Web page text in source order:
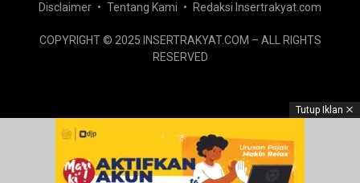
Disclaimer Tentang Kami Redaksi Insertrakyat.com
COPYRIGHT © 2025 INSERTRAKYAT.COM – ALL RIGHTS
RESERVED
Tutup Iklan